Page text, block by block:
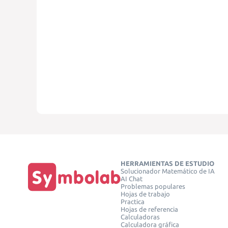
HERRAMIENTAS DE ESTUDIO
Solucionador Matemático de IA
AI Chat
Problemas populares
Hojas de trabajo
Practica
Hojas de referencia
Calculadoras
Calculadora gráfica